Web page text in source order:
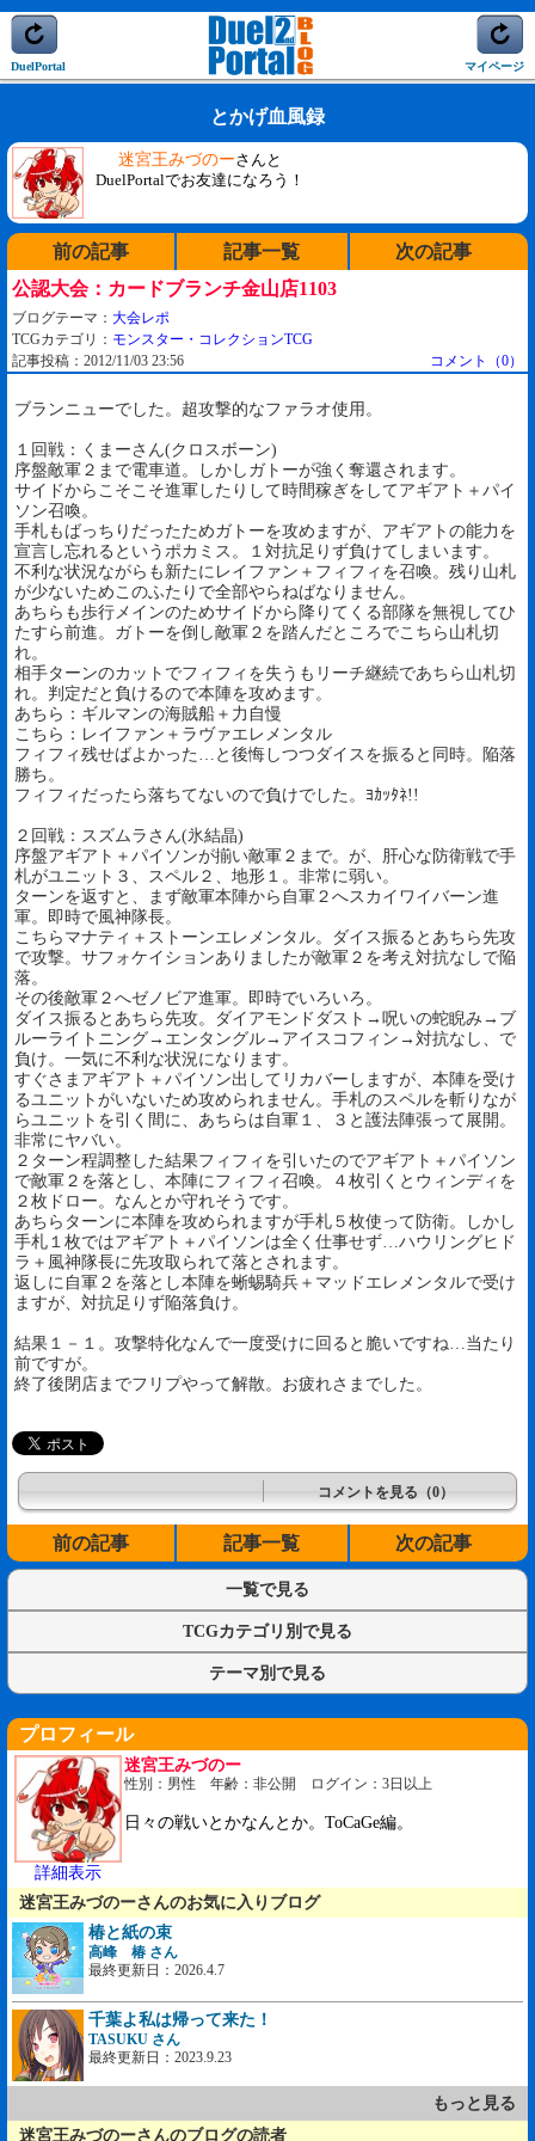
DuelPortal マイページ
とかげ血風録
迷宮王みづのーさんと
DuelPortalでお友達になろう！
前の記事 記事一覧
次の記事
公認大会：カードブランチ金山店1103
ブログテーマ： 大会レポ
TCGカテゴリ： モンスター・コレクションTCG
記事投稿：2012/11/03 23:56
コメント（0）
ブランニューでした。超攻撃的なファラオ使用。
１回戦：くまーさん(クロスボーン)
序盤敵軍２まで電車道。しかしガトーが強く奪還されます。
サイドからこそこそ進軍したりして時間稼ぎをしてアギアト＋パイ
ソン召喚。
手札もばっちりだったためガトーを攻めますが、アギアトの能力を
宣言し忘れるというポカミス。１対抗足りず負けてしまいます。
不利な状況ながらも新たにレイファン＋フィフィを召喚。残り山札
が少ないためこのふたりで全部やらねばなりません。
あちらも歩行メインのためサイドから降りてくる部隊を無視してひ
たすら前進。ガトーを倒し敵軍２を踏んだところでこちら山札切
れ。
相手ターンのカットでフィフィを失うもリーチ継続であちら山札切
れ。判定だと負けるので本陣を攻めます。
あちら：ギルマンの海賊船＋力自慢
こちら：レイファン＋ラヴァエレメンタル
フィフィ残せばよかった…と後悔しつつダイスを振ると同時。陥落
勝ち。
フィフィだったら落ちてないので負けでした。ﾖｶｯﾀﾈ!!
２回戦：スズムラさん(氷結晶)
序盤アギアト＋パイソンが揃い敵軍２まで。が、肝心な防衛戦で手
札がユニット３、スペル２、地形１。非常に弱い。
ターンを返すと、まず敵軍本陣から自軍２へスカイワイバーン進
軍。即時で風神隊長。
こちらマナティ＋ストーンエレメンタル。ダイス振るとあちら先攻
で攻撃。サフォケイションありましたが敵軍２を考え対抗なしで陥
落。
その後敵軍２へゼノビア進軍。即時でいろいろ。
ダイス振るとあちら先攻。ダイアモンドダスト→呪いの蛇睨み→ブ
ルーライトニング→エンタングル→アイスコフィン→対抗なし、で
負け。一気に不利な状況になります。
すぐさまアギアト＋パイソン出してリカバーしますが、本陣を受け
るユニットがいないため攻められません。手札のスペルを斬りなが
らユニットを引く間に、あちらは自軍１、３と護法陣張って展開。
非常にヤバい。
２ターン程調整した結果フィフィを引いたのでアギアト＋パイソン
で敵軍２を落とし、本陣にフィフィ召喚。４枚引くとウィンディを
２枚ドロー。なんとか守れそうです。
あちらターンに本陣を攻められますが手札５枚使って防衛。しかし
手札１枚ではアギアト＋パイソンは全く仕事せず…ハウリングヒド
ラ＋風神隊長に先攻取られて落とされます。
返しに自軍２を落とし本陣を蜥蜴騎兵＋マッドエレメンタルで受け
ますが、対抗足りず陥落負け。
結果１－１。攻撃特化なんで一度受けに回ると脆いですね…当たり
前ですが。
終了後閉店までフリプやって解散。お疲れさまでした。
コメントを見る（0）
前の記事 記事一覧 次の記事
一覧で見る
TCGカテゴリ別で見る
テーマ別で見る
プロフィール
詳細表示
迷宮王みづのー
性別：男性 年齢：非公開 ログイン：3日以上
日々の戦いとかなんとか。ToCaGe編。
迷宮王みづのーさんのお気に入りブログ
椿と紙の束
高峰 椿 さん
最終更新日：2026.4.7
千葉よ私は帰って来た！
TASUKU さん
最終更新日：2023.9.23
もっと見る
迷宮王みづのーさんのブログの読者